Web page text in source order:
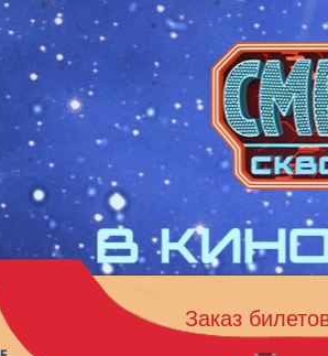
Заказ